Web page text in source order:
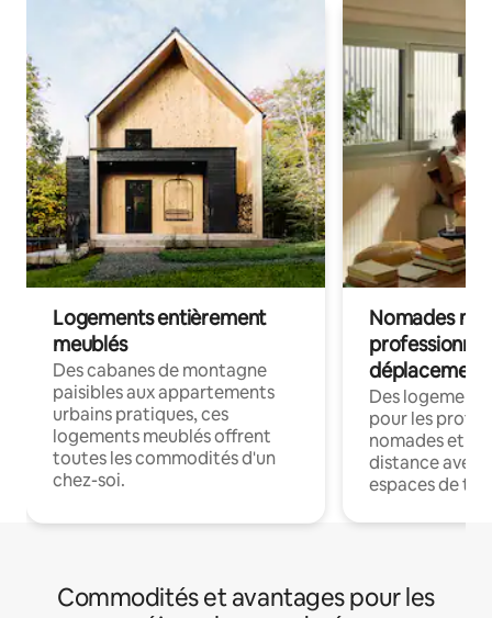
Logements entièrement
meublés
Des cabanes de montagne
paisibles aux appartements
urbains pratiques, ces
logements meublés offrent
toutes les commodités d'un
chez-soi.
Nomades
déplacement
Des
pour les
nomades et
distance avec
espaces de
Commodités et avantages pour les